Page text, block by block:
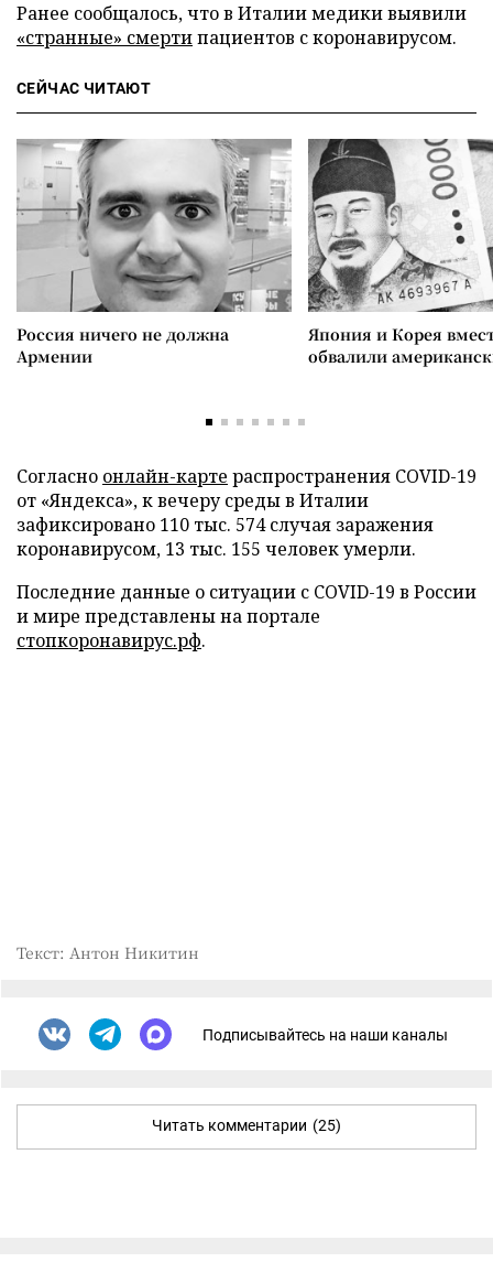
Ранее сообщалось, что в Италии медики выявили
«странные» смертипациентов с коронавирусом.
СЕЙЧАС ЧИТАЮТ
Россия ничего не должна
Армении
Япония и Корея
обвалили
Согласно онлайн-карте распространения COVID-19
от «Яндекса», к вечеру среды в Италии
зафиксировано 110 тыс. 574 случая заражения
коронавирусом, 13 тыс. 155 человек умерли.
Последние данные о ситуации с COVID-19 в России
и мире представлены на портале
стопкоронавирус.рф.
Текст: Антон Никитин
Подписывайтесь на наши каналы
Читать комментарии (25)